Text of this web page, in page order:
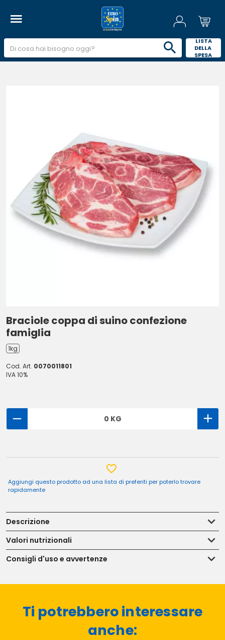
LISTA
DELLA
SPESA
Braciole coppa di suino confezione
famiglia
1kg
Cod. Art. 0070011801
IVA 10%
0 KG
Aggiungi questo prodotto ad una lista di preferiti per poterlo trovare
rapidamente
Descrizione
Valori nutrizionali
Consigli d'uso e avvertenze
Ti potrebbero interessare
anche: